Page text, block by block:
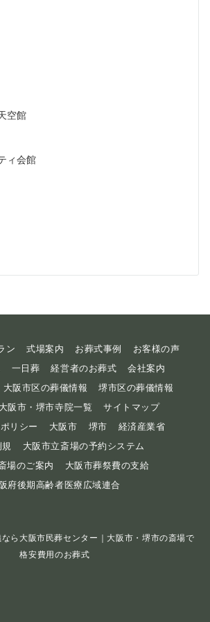
空館
ィ会館
ン 式場案内 お葬式事例
お客様の声
一日葬 経営者のお葬式
会社案内
大阪市区の葬儀情報
堺市区の葬儀情報
大阪市・堺市寺院一覧
サイトマップ
リシー
大阪市 堺市
経済産業省
規
大阪市立斎場の予約システム
場のご案内
大阪市葬祭費の支給
府後期高齢者医療広域連合
ら大阪市民葬センター｜大阪市・堺市の斎場で
格安費用のお葬式